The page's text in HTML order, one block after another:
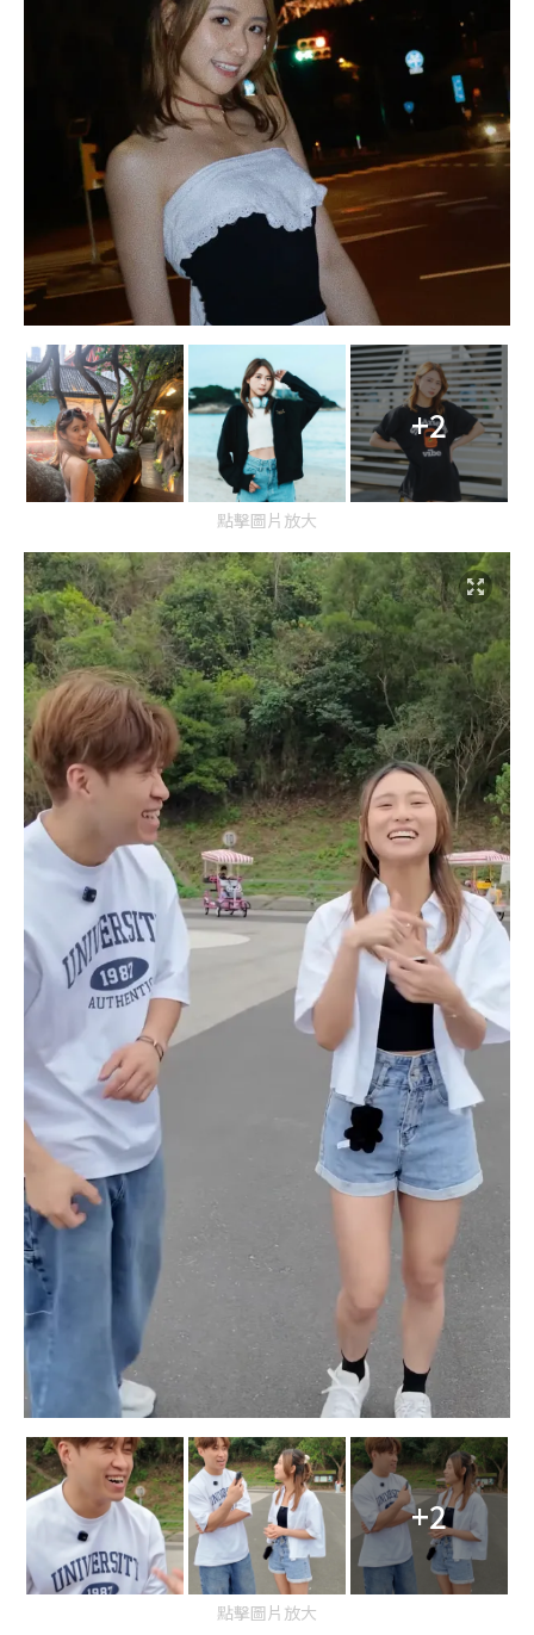
+2
點擊圖片放大
+2
點擊圖片放大